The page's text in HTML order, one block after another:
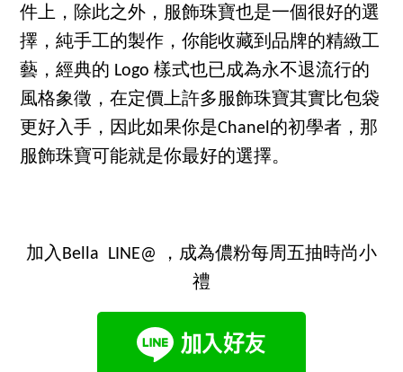
件上，除此之外，服飾珠寶也是一個很好的選
擇，純手工的製作，你能收藏到品牌的精緻工
藝，經典的 Logo 樣式也已成為永不退流行的
風格象徵，在定價上許多服飾珠寶其實比包袋
更好入手，因此如果你是Chanel的初學者，那
服飾珠寶可能就是你最好的選擇。
加入Bella LINE@ ，成為儂粉每周五抽時尚小
禮